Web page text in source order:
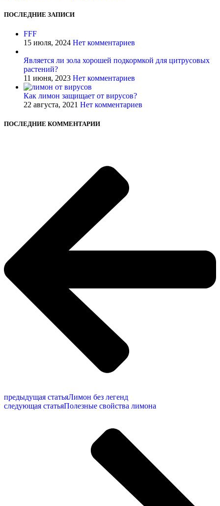
ПОСЛЕДНИЕ ЗАПИСИ
FFF
15 июля, 2024 Нет комментариев
Является ли зола хорошей подкормкой для цитрусовых
растений?
11 июня, 2023 Нет комментариев
Как лимон защищает от вирусов?
22 августа, 2021 Нет комментариев
ПОСЛЕДНИЕ КОММЕНТАРИИ
предыдущая статьяЛимон без легенд
следующая статьяПолезные свойства лимона